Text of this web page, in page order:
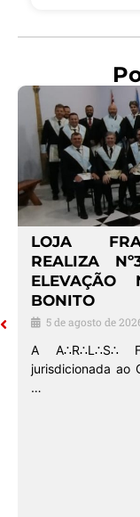
LOJA
REALIZA
BONITO
5 de agosto de
A A∴R∴L∴S∴
jurisdicionada ao
…